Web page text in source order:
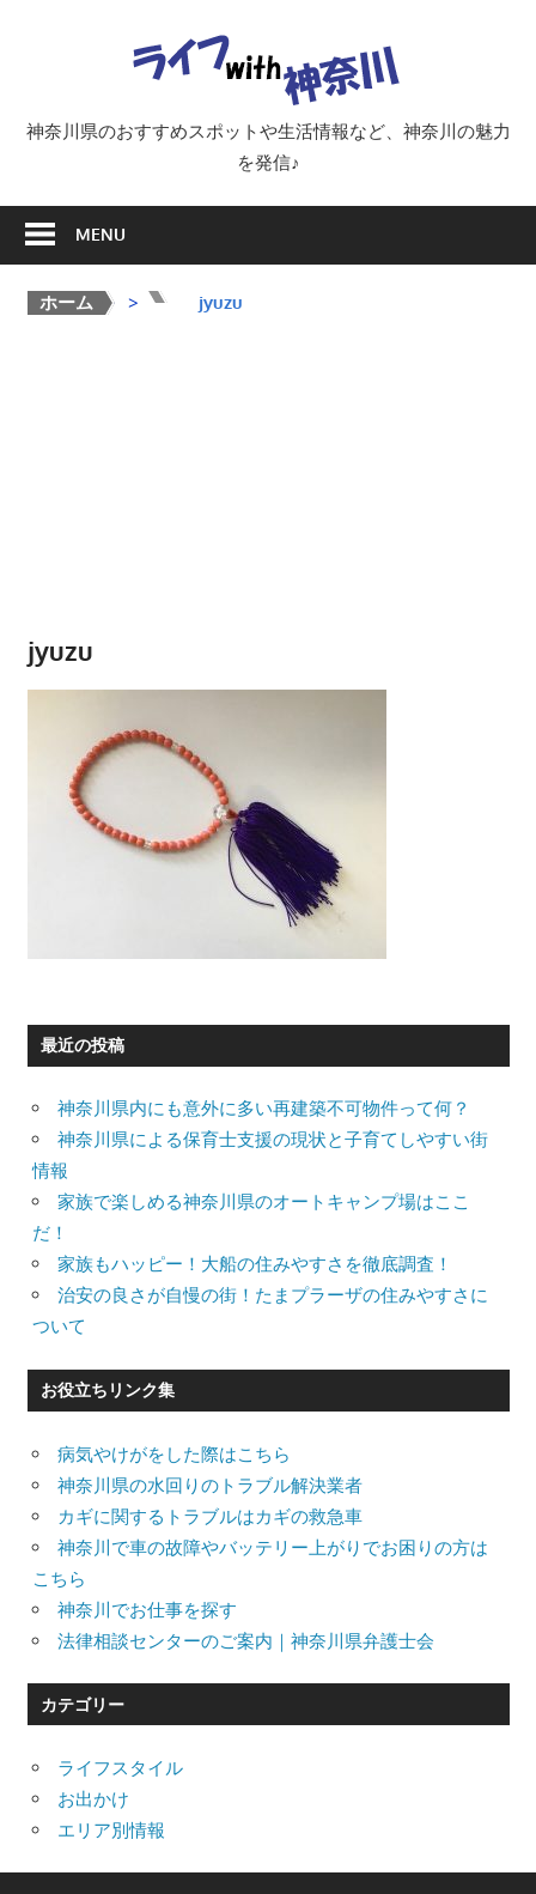
イ
with
神奈川県のおすすめスポットや生活情報など、神奈川の魅力
を発信♪
MENU
ホーム > > jyuzu
jyuzu
最近の投稿
神奈川県内にも意外に多い再建築不可物件って何？
神奈川県による保育士支援の現状と子育てしやすい街
情報
家族で楽しめる神奈川県のオートキャンプ場はここ
だ！
家族もハッピー！大船の住みやすさを徹底調査！
治安の良さが自慢の街！たまプラーザの住みやすさに
ついて
お役立ちリンク集
病気やけがをした際はこちら
神奈川県の水回りのトラブル解決業者
カギに関するトラブルはカギの救急車
神奈川で車の故障やバッテリー上がりでお困りの方は
こちら
神奈川でお仕事を探す
法律相談センターのご案内｜神奈川県弁護士会
カテゴリー
ライフスタイル
お出かけ
エリア別情報